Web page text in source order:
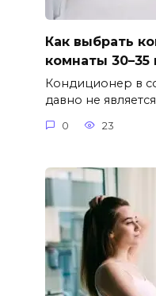
Как выбрать
комнаты 30–35
Кондиционер в
давно не является
0 23